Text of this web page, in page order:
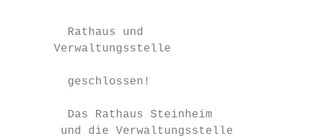
Rathaus und
Verwaltungsstelle
        geschlossen!
Das Rathaus Steinheim
       und die Verwaltungsstelle